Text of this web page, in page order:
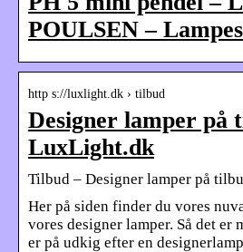
POULSEN –
http s://luxlight.dk › tilbud
Designer lamper på
LuxLight.dk
Tilbud – Designer lamper på
Her på siden finder du vores
vores designer lamper. Så det er
er på udkig efter en